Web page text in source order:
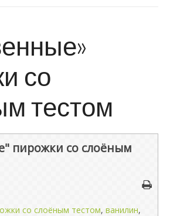
со
тестом
пирожки со слоёным
со слоёным тестом, ванилин,